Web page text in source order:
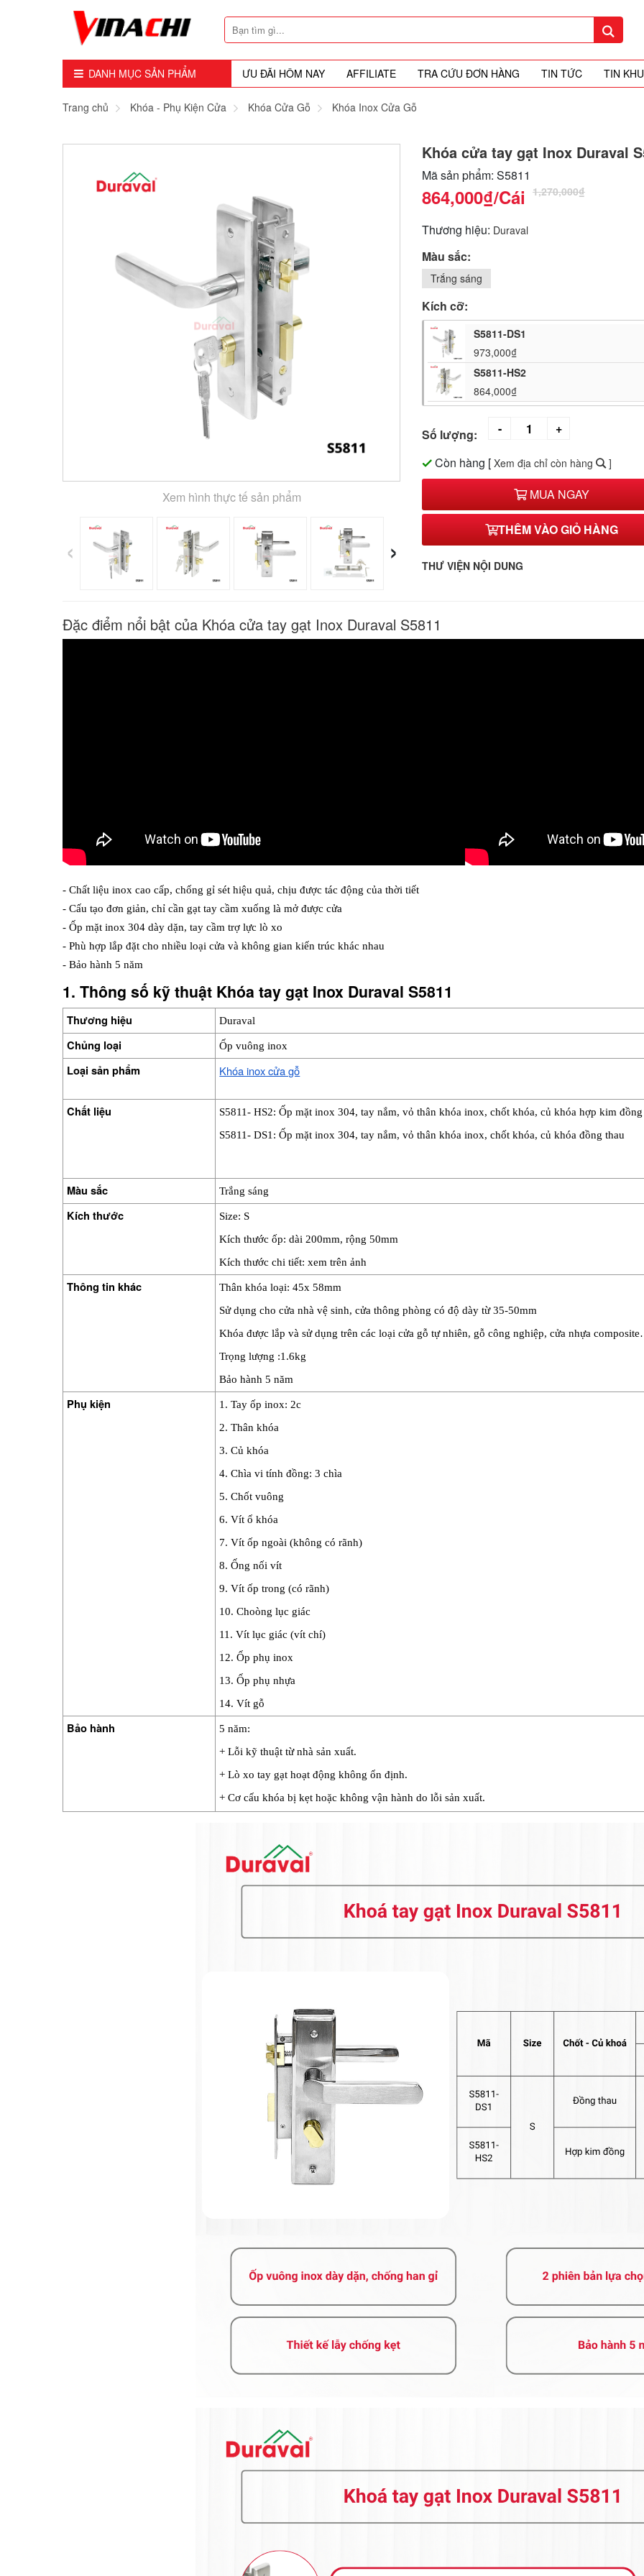
DANH MỤC SẢN PHẨM ƯU ĐÃI HÔM NAY AFFILIATE TRA CỨU ĐƠN HÀNG TIN TỨC TIN
Dụng Cụ - Công Cụ
Máy Cầm Tay
Thiết bị Dùng Hơi
Vật Tư Tiêu Hao
Trang chủ Khóa - Phụ Kiện Cửa Khóa Cửa Gỗ Khóa Inox Cửa Gỗ
Xem hình thực tế sản phẩm
‹ ›
Khóa cửa tay gạt Inox Duraval
Mã sản phẩm: S5811
864,000₫/Cái 1,270,000₫
Thương hiệu: Duraval
Màu sắc:
Trắng sáng
Kích cỡ:
S5811-DS1
973,000₫
S5811-HS2
864,000₫
Số lượng:
Còn hàng [ Xem địa chỉ còn hàng ]
MUA NGAY
THÊM VÀO GIỎ HÀNG
THƯ VIỆN NỘI DUNG
Đặc điểm nổi bật của Khóa cửa tay gạt Inox Duraval S5811
- Chất liệu inox cao cấp, chống gỉ sét hiệu quả, chịu được tác động của thời tiết
- Cấu tạo đơn giản, chỉ cần gạt tay cầm xuống là mở được cửa
- Ốp mặt inox 304 dày dặn, tay cầm trợ lực lò xo
- Phù hợp lắp đặt cho nhiều loại cửa và không gian kiến trúc khác nhau
- Bảo hành 5 năm
1. Thông số kỹ thuật Khóa tay gạt Inox Duraval S5811
Thương hiệu Duraval
Chủng loại Ốp vuông inox
Loại sản phẩm Khóa inox cửa gỗ
Chất liệu
S5811- HS2: Ốp mặt inox 304, tay nắm, vỏ thân khóa inox, chốt khóa, củ khóa hợp kim đồng
S5811- DS1: Ốp mặt inox 304, tay nắm, vỏ thân khóa inox, chốt khóa, củ khóa đồng thau
Màu sắc Trắng sáng
Kích thước
Size: S
Kích thước ốp: dài 200mm, rộng 50mm
Kích thước chi tiết: xem trên ảnh
Thông tin khác
Thân khóa loại: 45x 58mm
Sử dụng cho cửa nhà vệ sinh, cửa thông phòng có độ dày từ 35-50mm
Khóa được lắp và sử dụng trên các loại cửa gỗ tự nhiên, gỗ công nghiệp, cửa nhựa
Trọng lượng :1.6kg
Bảo hành 5 năm
Phụ kiện
1. Tay ốp inox: 2c
2. Thân khóa
3. Củ khóa
4. Chìa vi tính đồng: 3 chìa
5. Chốt vuông
6. Vít ổ khóa
7. Vít ốp ngoài (không có rãnh)
8. Ống nối vít
9. Vít ốp trong (có rãnh)
10. Choòng lục giác
11. Vít lục giác (vít chí)
12. Ốp phụ inox
13. Ốp phụ nhựa
14. Vít gỗ
Bảo hành
5 năm:
+ Lỗi kỹ thuật từ nhà sản xuất.
+ Lò xo tay gạt hoạt động không ổn định.
+ Cơ cấu khóa bị kẹt hoặc không vận hành do lỗi sản xuất.